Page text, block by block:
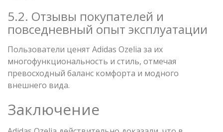
5.2. Отзывы покупателей и
повседневный опыт эксплуатации
Пользователи ценят Adidas Ozelia за их
многофункциональность и стиль, отмечая
превосходный баланс комфорта и модного
внешнего вида.
Заключение